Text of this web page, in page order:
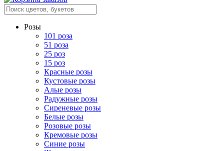
Розы
101 роза
51 роза
25 роз
15 роз
Красные розы
Кустовые розы
Алые розы
Радужные розы
Сиреневые розы
Белые розы
Розовые розы
Кремовые розы
Синие розы